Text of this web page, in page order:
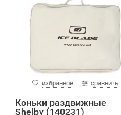
избранное сравнить
Коньки раздвижные
Shelby (140231)